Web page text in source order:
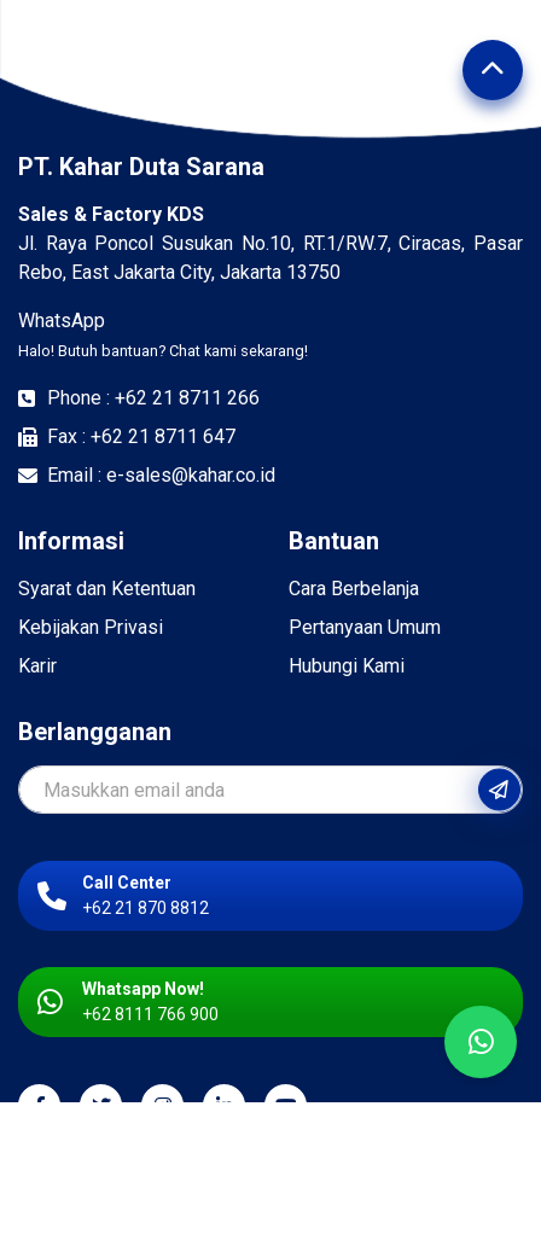
PT. Kahar Duta Sarana
Sales & Factory KDS
Jl. Raya Poncol Susukan No.10, RT.1/RW.7, Ciracas, Pasar
Rebo, East Jakarta City, Jakarta 13750
WhatsApp
Halo! Butuh bantuan? Chat kami sekarang!
Phone : +62 21 8711 266
Fax : +62 21 8711 647
Email : e-sales@kahar.co.id
Informasi
Syarat dan Ketentuan
Kebijakan Privasi
Karir
Bantuan
Cara Berbelanja
Pertanyaan Umum
Hubungi Kami
Berlangganan
Call Center
+62 21 870 8812
Whatsapp Now!
+62 8111 766 900